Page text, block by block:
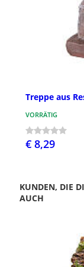
Treppe aus
VORRÄTIG
€ 8,29
KUNDEN, DIE
AUCH